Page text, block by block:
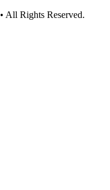
• All Rights Reserved.